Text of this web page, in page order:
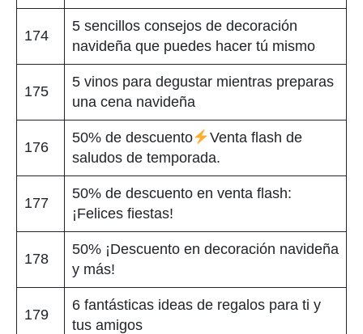
174
5 sencillos consejos de decoración
navideña que puedes hacer tú mismo
175
5 vinos para degustar mientras preparas
una cena navideña
176
50% de descuento
Venta flash de
saludos de temporada.
177
50% de descuento en venta flash:
¡Felices fiestas!
178
50% ¡Descuento en decoración navideña
y más!
179
6 fantásticas ideas de regalos para ti y
tus amigos